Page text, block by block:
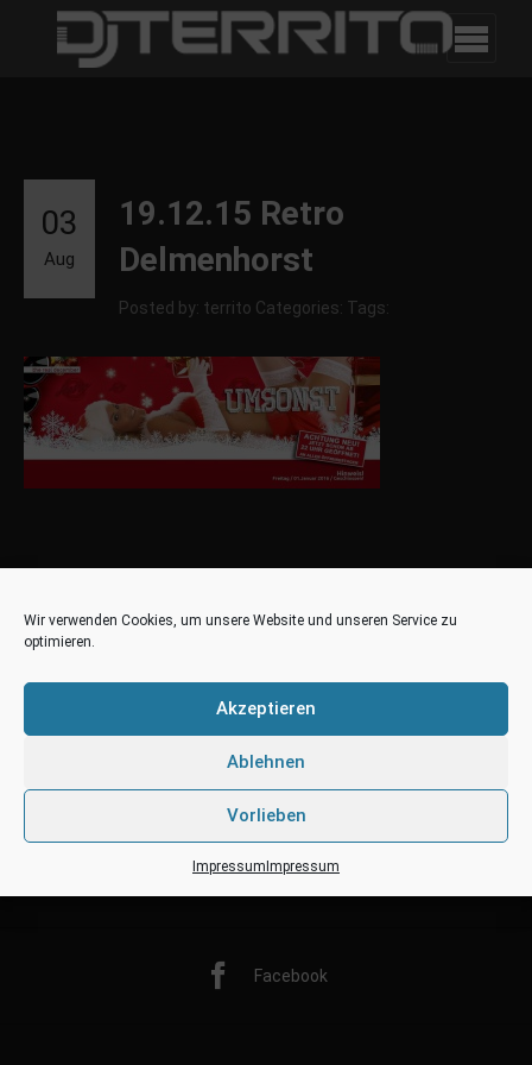
Wir verwenden Cookies, um unsere Website und unseren Service zu
optimieren.
Akzeptieren
Ablehnen
Vorlieben
ImpressumImpressum
19.12.15 Retro
Delmenhorst
Posted by: territo Categories: Tags:
03
Aug
Twitter
Facebook